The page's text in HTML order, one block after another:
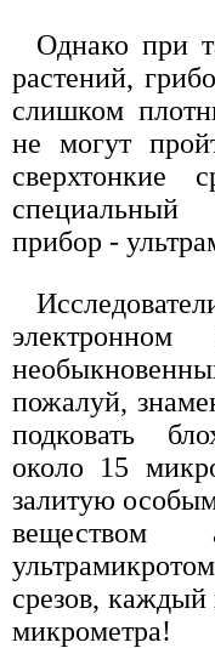
Однако при
растений,
слишком
не могут
сверхтонкие
прибор -
электронном
пожалуй,
подковать
около 15
залитую
веществом
срезов,
микрометра!